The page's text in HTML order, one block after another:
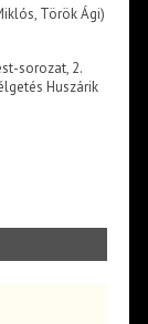
Török Ági)
sorozat, 2.
Huszárik